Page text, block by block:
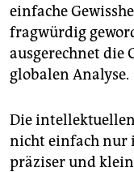
einfache
fragwürdig
ausgerechnet die
globalen Analyse.
Die
nicht einfach nur
präziser und